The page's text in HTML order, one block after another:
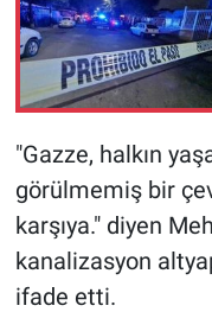
"Gazze, halkın
görülmemiş bir
karşıya." diyen
kanalizasyon
ifade etti.